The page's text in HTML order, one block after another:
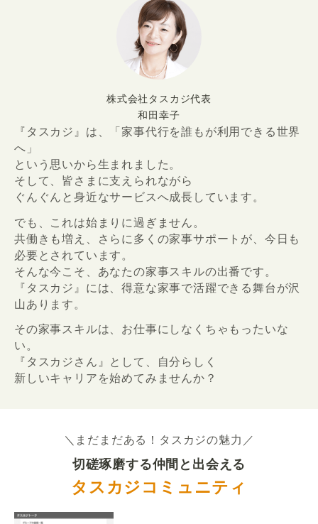
株式会社タスカジ代表
和田幸子
『タスカジ』は、「家事代行を誰もが利用できる世界
へ」
という思いから生まれました。
そして、皆さまに支えられながら
ぐんぐんと身近なサービスへ成長しています。
でも、これは始まりに過ぎません。
共働きも増え、さらに多くの家事サポートが、今日も
必要とされています。
そんな今こそ、あなたの家事スキルの出番です。
『タスカジ』には、得意な家事で活躍できる舞台が沢
山あります。
その家事スキルは、お仕事にしなくちゃもったいな
い。
『タスカジさん』として、自分らしく
新しいキャリアを始めてみませんか？
＼まだまだある！タスカジの魅力／
切磋琢磨する仲間と出会える
タスカジコミュニティ